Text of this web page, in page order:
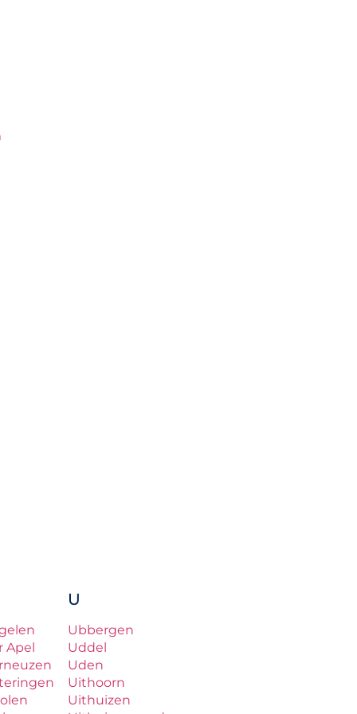
Apel
U
Ubbergen
Uddel
Uden
Uithoorn
Uithuizen